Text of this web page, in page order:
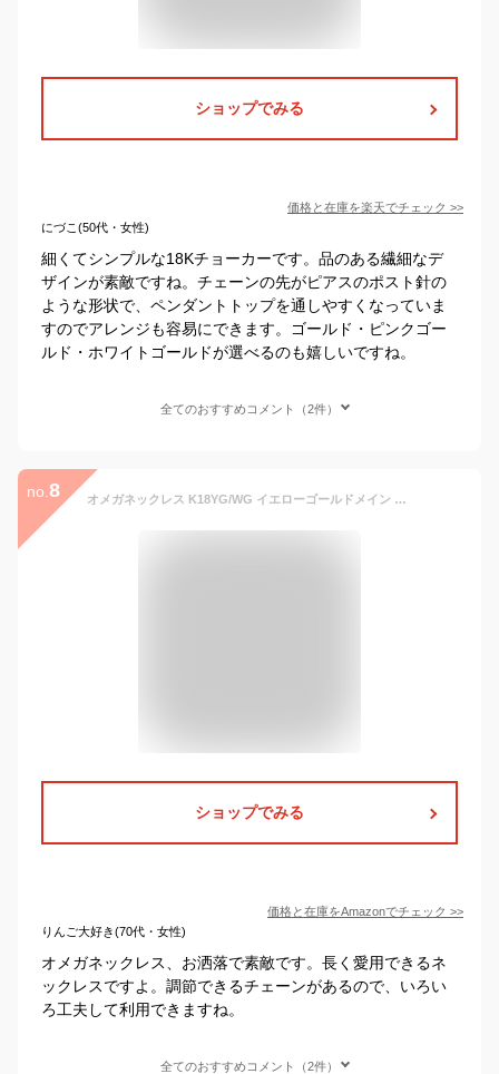
ショップでみる
価格と在庫を楽天でチェック >>
にづこ(50代・女性)
細くてシンプルな18Kチョーカーです。品のある繊細なデ
ザインが素敵ですね。チェーンの先がピアスのポスト針の
ような形状で、ペンダントトップを通しやすくなっていま
すのでアレンジも容易にできます。ゴールド・ピンクゴー
ルド・ホワイトゴールドが選べるのも嬉しいですね。
全てのおすすめコメント（2件）
no. 8 オメガネックレス K18YG/WG イエローゴールドメイン 約3.0mm幅・約45cm(金具を含む本体40cm[オメガ38cm+金具2cm]＋調節チェーン5cm) /金具と調節チェーン K18YGイエローゴールドタイプ オメガ ネックレス オメガチェーン
ショップでみる
価格と在庫をAmazonでチェック >>
りんご大好き(70代・女性)
オメガネックレス、お洒落で素敵です。長く愛用できるネ
ックレスですよ。調節できるチェーンがあるので、いろい
ろ工夫して利用できますね。
全てのおすすめコメント（2件）